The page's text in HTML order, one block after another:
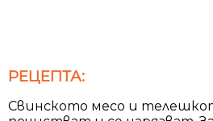
РЕЦЕПТА:
Свинското месо и